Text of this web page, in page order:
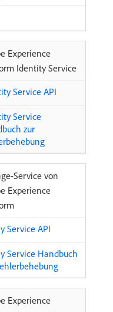
Experience
Identity Service
Service API
Service
zur
Service von
Experience
Service API
Service Handbuch
Experience